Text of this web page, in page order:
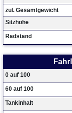
zul. Gesamtgewicht
Sitzhöhe
Radstand
0 auf 100
60 auf 100
Tankinhalt